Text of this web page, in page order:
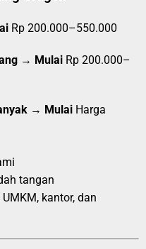
Rp 200.000–550.000
→ Mulai Rp 200.000–
→ Mulai Harga
tangan
kantor, dan